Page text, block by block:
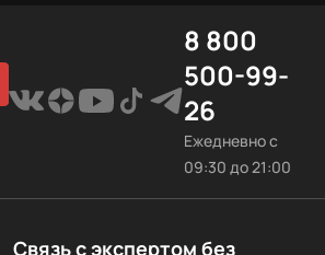
8 800
500-99-
26
Ежедневно с
09:30 до 21:00
Связь с экспертом без